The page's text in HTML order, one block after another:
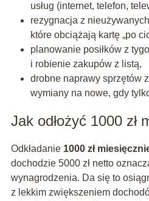
usług (internet, telefon,
rezygnacja z
które obciążają kartę „po
planowanie posiłków z
i robienie zakupów z listą,
drobne naprawy sprzętów
wymiany na nowe, gdy
Jak odłożyć 1000 zł
Odkładanie 1000 zł
dochodzie 5000 zł netto
wynagrodzenia. Da się to
z lekkim zwiększeniem